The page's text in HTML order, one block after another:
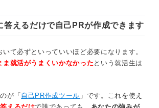
責任感（自己PR）×度胸がある（長所）
と長所の違いを活かして自分の良さを最大
答えるだけで自己PRが作成できます
て必ずといっていいほど必要になります。
ま就活がうまくいかなかった という就活生は
が「 自己PR作成ツール 」です。これを使え
盾しないか
矛盾しないか
いているか
に違いを出してアピール力を強める2つの戦